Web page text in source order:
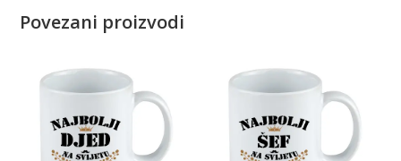
Povezani proizvodi